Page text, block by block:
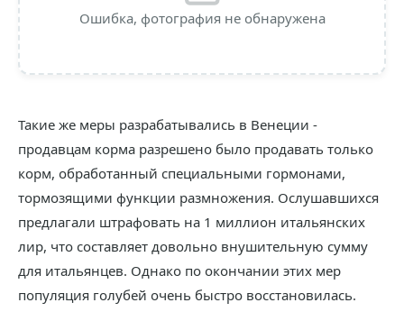
Ошибка, фотография не обнаружена
Такие же меры разрабатывались в Венеции -
продавцам корма разрешено было продавать только
корм, обработанный специальными гормонами,
тормозящими функции размножения. Ослушавшихся
предлагали штрафовать на 1 миллион итальянских
лир, что составляет довольно внушительную сумму
для итальянцев. Однако по окончании этих мер
популяция голубей очень быстро восстановилась.